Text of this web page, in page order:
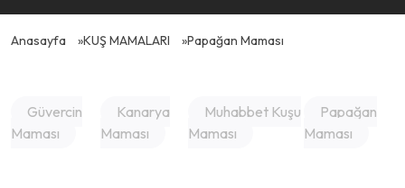
Anasayfa KUŞ MAMALARI Papağan Maması
Güvercin
Maması
Kanarya
Maması
Muhabbet Kuşu
Maması
Papağan
Maması